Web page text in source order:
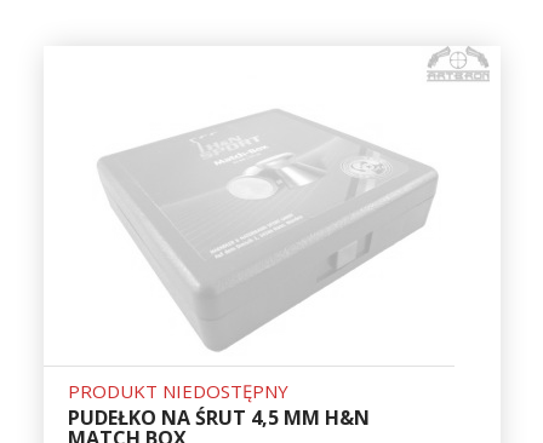
PRODUKT NIEDOSTĘPNY
PUDEŁKO NA ŚRUT 4,5 MM H&N